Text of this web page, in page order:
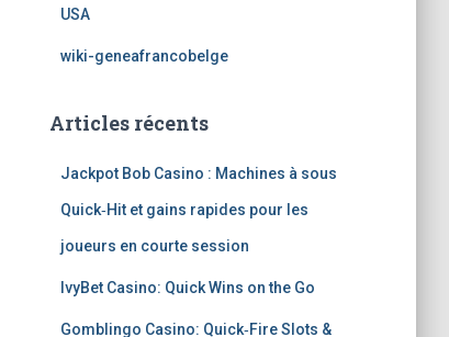
USA
wiki-geneafrancobelge
Articles récents
Jackpot Bob Casino : Machines à sous
Quick‑Hit et gains rapides pour les
joueurs en courte session
IvyBet Casino: Quick Wins on the Go
Gomblingo Casino: Quick‑Fire Slots &